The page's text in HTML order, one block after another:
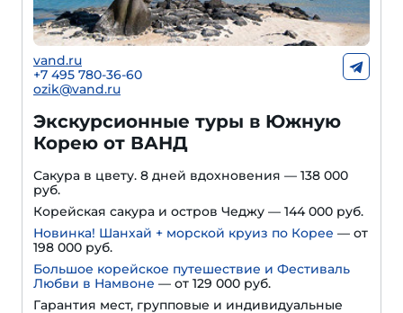
vand.ru
+7 495 780-36-60
ozik@vand.ru
Экскурсионные туры в Южную
Корею от ВАНД
Сакура в цвету. 8 дней вдохновения — 138 000
руб.
Корейская сакура и остров Чеджу — 144 000 руб.
Новинка! Шанхай + морской круиз по Корее — от
198 000 руб.
Большое корейское путешествие и Фестиваль
Любви в Намвоне — от 129 000 руб.
Гарантия мест, групповые и индивидуальные